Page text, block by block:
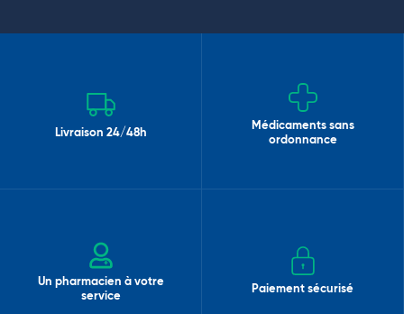
Livraison 24/48h
Médicaments sans
ordonnance
Un pharmacien à votre
service
Paiement sécurisé